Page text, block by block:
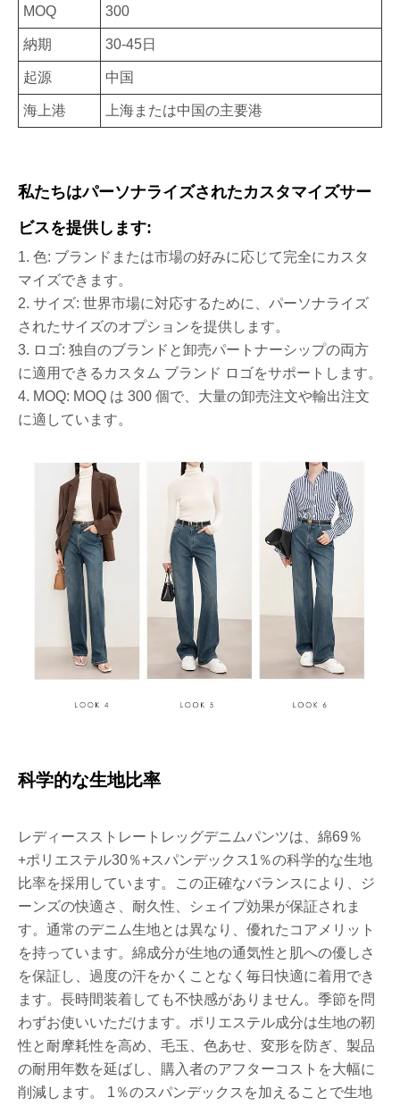
MOQ 300
納期 30-45日
起源 中国
海上港 上海または中国の主要港
私たちはパーソナライズされたカスタマイズサー
ビスを提供します:
1. 色: ブランドまたは市場の好みに応じて完全にカスタ
マイズできます。
2. サイズ: 世界市場に対応するために、パーソナライズ
されたサイズのオプションを提供します。
3. ロゴ: 独自のブランドと卸売パートナーシップの両方
に適用できるカスタム ブランド ロゴをサポートします。
4. MOQ: MOQ は 300 個で、大量の卸売注文や輸出注文
に適しています。
科学的な生地比率
レディースストレートレッグデニムパンツは、綿69％
+ポリエステル30％+スパンデックス1％の科学的な生地
比率を採用しています。この正確なバランスにより、ジ
ーンズの快適さ、耐久性、シェイプ効果が保証されま
す。通常のデニム生地とは異なり、優れたコアメリット
を持っています。綿成分が生地の通気性と肌への優しさ
を保証し、過度の汗をかくことなく毎日快適に着用でき
ます。長時間装着しても不快感がありません。季節を問
わずお使いいただけます。ポリエステル成分は生地の靭
性と耐摩耗性を高め、毛玉、色あせ、変形を防ぎ、製品
の耐用年数を延ばし、購入者のアフターコストを大幅に
削減します。 1％のスパンデックスを加えることで生地